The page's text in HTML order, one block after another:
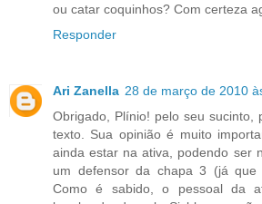
ou catar coquinhos? Com certeza
Responder
Ari Zanella 28 de março de 2010
Obrigado, Plínio! pelo seu sucinto,
texto. Sua opinião é muito
ainda estar na ativa, podendo ser
um defensor da chapa 3 (já que
Como é sabido, o pessoal da